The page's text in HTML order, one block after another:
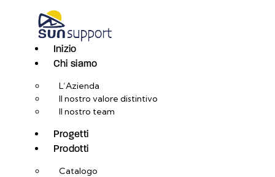
Inizio
Chi siamo
L’Azienda
Il nostro valore distintivo
Il nostro team
Progetti
Prodotti
Catalogo